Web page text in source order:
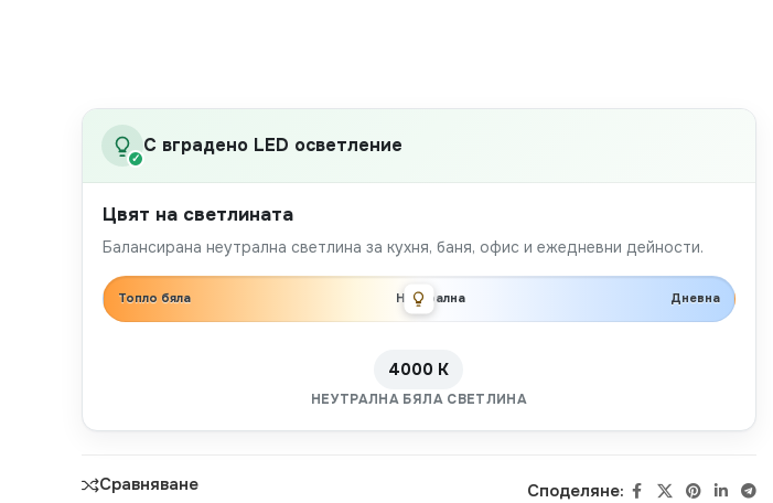
✓
С вградено LED осветление
Цвят на светлината
Балансирана неутрална светлина за кухня, баня, офис и ежедневни дейности.
Топло бяла Неутрална Дневна
4000 K
НЕУТРАЛНА БЯЛА СВЕТЛИНА
Сравняване
Споделяне: